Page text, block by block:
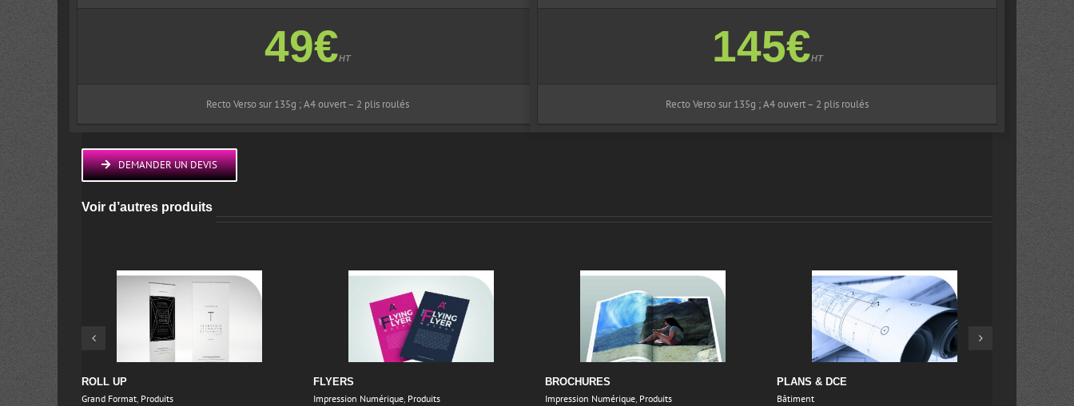
49€HT
Recto Verso sur 135g ; A4 ouvert – 2 plis roulés
145€HT
Recto Verso sur 135g ; A4 ouvert – 2 plis roulés
DEMANDER UN DEVIS
Voir d’autres produits
ROLL UP
Grand Format, Produits
FLYERS
Impression Numérique, Produits
BROCHURES
Impression Numérique, Produits
PLANS & DCE
Bâtiment
ADHESIFS